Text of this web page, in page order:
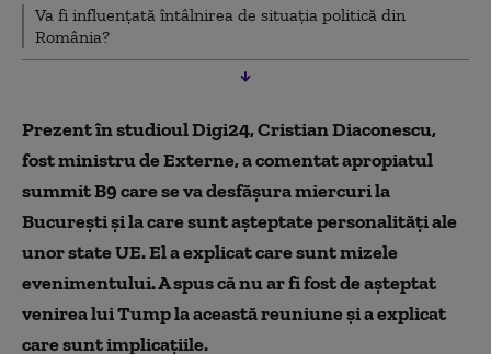
Va fi influențată întâlnirea de situația politică din
România?
Prezent în studioul Digi24, Cristian Diaconescu,
fost ministru de Externe, a comentat apropiatul
summit B9 care se va desfășura miercuri la
București și la care sunt așteptate personalități ale
unor state UE. El a explicat care sunt mizele
evenimentului. A spus că nu ar fi fost de așteptat
venirea lui Tump la această reuniune și a explicat
care sunt implicațiile.